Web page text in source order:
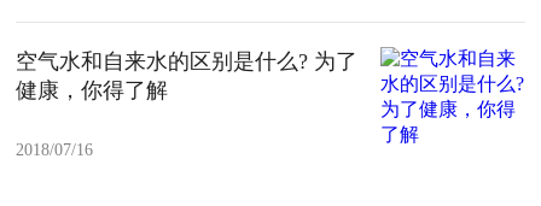
空气水和自来水的区别是什么? 为了
健康，你得了解
2018/07/16